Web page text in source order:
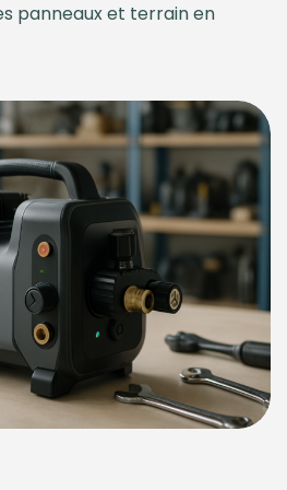
panneaux et terrain en